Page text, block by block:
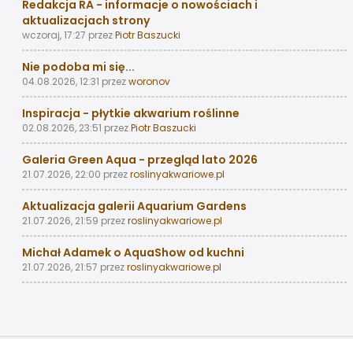
Redakcja RA - informacje o nowościach i
aktualizacjach strony
wczoraj, 17:27 przezPiotr Baszucki
Nie podoba mi się...
04.08.2026, 12:31 przezworonov
Inspiracja - płytkie akwarium roślinne
02.08.2026, 23:51 przezPiotr Baszucki
Galeria Green Aqua - przegląd lato 2026
21.07.2026, 22:00 przezroslinyakwariowe.pl
Aktualizacja galerii Aquarium Gardens
21.07.2026, 21:59 przezroslinyakwariowe.pl
Michał Adamek o AquaShow od kuchni
21.07.2026, 21:57 przezroslinyakwariowe.pl